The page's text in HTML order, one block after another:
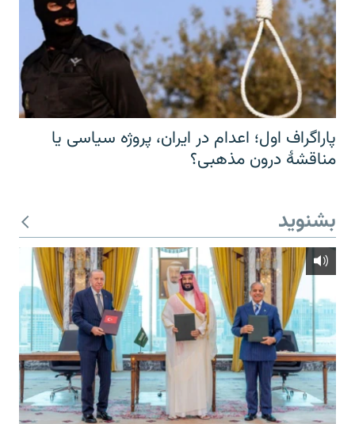
پاراگراف اول؛ اعدام در ایران، پروژه سیاسی یا
مناقشهٔ درون مذهبی؟
بشنوید